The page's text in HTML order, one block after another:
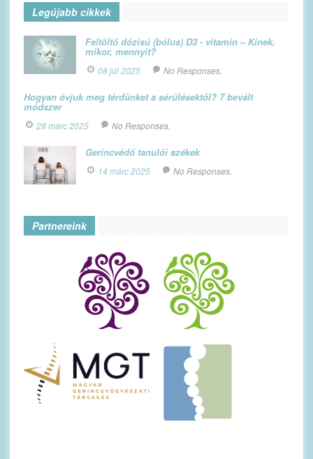
Legújabb cikkek
Feltöltő dózisú (bólus) D3 - vitamin – Kinek,
mikor, mennyit?
08 júl 2025 No Responses.
Hogyan óvjuk meg térdünket a sérülésektől? 7 bevált
módszer
28 márc 2025 No Responses.
Gerincvédő tanulói székek
14 márc 2025 No Responses.
Partnereink